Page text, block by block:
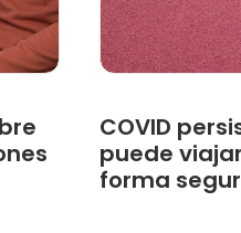
COVID
puede
forma